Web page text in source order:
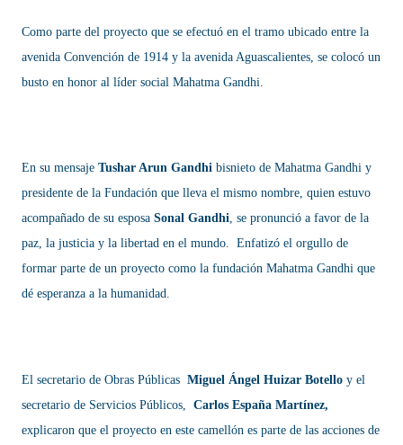
Como parte del proyecto que se efectuó en el tramo ubicado entre la
avenida Convención de 1914 y la avenida Aguascalientes, se colocó un
busto en honor al líder social Mahatma Gandhi.
En su mensaje Tushar Arun Gandhi bisnieto de Mahatma Gandhi y
presidente de la Fundación que lleva el mismo nombre, quien estuvo
acompañado de su esposa Sonal Gandhi, se pronunció a favor de la
paz, la justicia y la libertad en el mundo. Enfatizó el orgullo de
formar parte de un proyecto como la fundación Mahatma Gandhi que
dé esperanza a la humanidad.
El secretario de Obras Públicas Miguel Ángel Huizar Botello y el
secretario de Servicios Públicos,
Carlos España Martínez,
explicaron que el proyecto en este camellón es parte de las acciones de